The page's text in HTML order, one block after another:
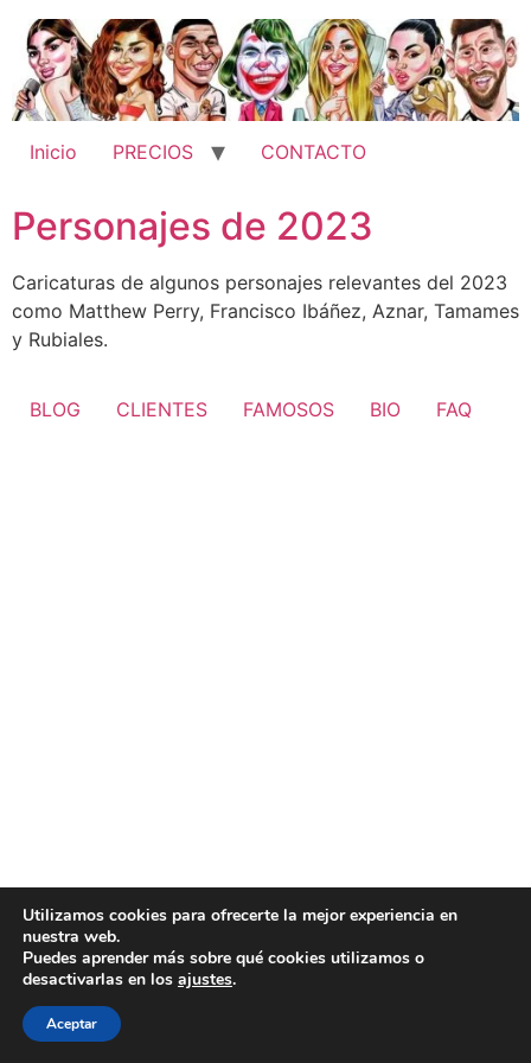
contenido
Inicio PRECIOS CONTACTO
Personajes de 2023
Caricaturas de algunos personajes relevantes del 2023
como Matthew Perry, Francisco Ibáñez, Aznar, Tamames
y Rubiales.
BLOG CLIENTES FAMOSOS BIO FAQ
Utilizamos cookies para ofrecerte la mejor experiencia en
nuestra web.
Puedes aprender más sobre qué cookies utilizamos o
desactivarlas en los ajustes.
Aceptar